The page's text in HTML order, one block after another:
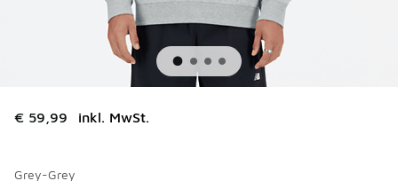
€ 59,99 inkl. MwSt.
Grey-Grey